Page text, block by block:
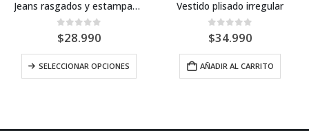
Jeans rasgados y estampados
0out of 5
$28.990
SELECCIONAR OPCIONES
Vestido plisado irregular
0out of 5
$34.990
AÑADIR AL CARRITO